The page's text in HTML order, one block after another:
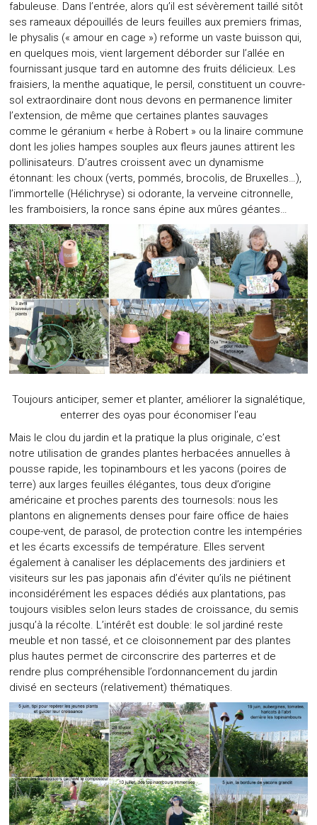
fabuleuse. Dans l’entrée, alors qu’il est sévèrement taillé sitôt
ses rameaux dépouillés de leurs feuilles aux premiers frimas,
le physalis (« amour en cage ») reforme un vaste buisson qui,
en quelques mois, vient largement déborder sur l’allée en
fournissant jusque tard en automne des fruits délicieux. Les
fraisiers, la menthe aquatique, le persil, constituent un couvre-
sol extraordinaire dont nous devons en permanence limiter
l’extension, de même que certaines plantes sauvages
comme le géranium « herbe à Robert » ou la linaire commune
dont les jolies hampes souples aux fleurs jaunes attirent les
pollinisateurs. D’autres croissent avec un dynamisme
étonnant: les choux (verts, pommés, brocolis, de Bruxelles…),
l’immortelle (Hélichryse) si odorante, la verveine citronnelle,
les framboisiers, la ronce sans épine aux mûres géantes…
Toujours anticiper, semer et planter, améliorer la signalétique,
enterrer des oyas pour économiser l’eau
Mais le clou du jardin et la pratique la plus originale, c’est
notre utilisation de grandes plantes herbacées annuelles à
pousse rapide, les topinambours et les yacons (poires de
terre) aux larges feuilles élégantes, tous deux d’origine
américaine et proches parents des tournesols: nous les
plantons en alignements denses pour faire office de haies
coupe-vent, de parasol, de protection contre les intempéries
et les écarts excessifs de température. Elles servent
également à canaliser les déplacements des jardiniers et
visiteurs sur les pas japonais afin d’éviter qu’ils ne piétinent
inconsidérément les espaces dédiés aux plantations, pas
toujours visibles selon leurs stades de croissance, du semis
jusqu’à la récolte. L’intérêt est double: le sol jardiné reste
meuble et non tassé, et ce cloisonnement par des plantes
plus hautes permet de circonscrire des parterres et de
rendre plus compréhensible l’ordonnancement du jardin
divisé en secteurs (relativement) thématiques.